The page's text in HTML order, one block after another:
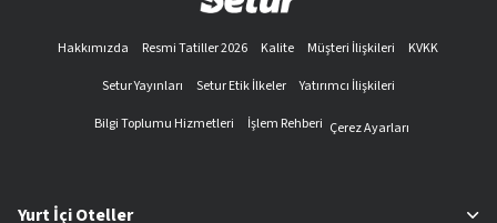
Hakkımızda Resmi Tatiller 2026 Kalite Müşteri İlişkileri
KVKK
Setur Yayınları
Setur Etik İlkeler
Yatırımcı İlişkileri
Bilgi Toplumu Hizmetleri
İşlem Rehberi Çerez Ayarları
Yurt İçi Oteller